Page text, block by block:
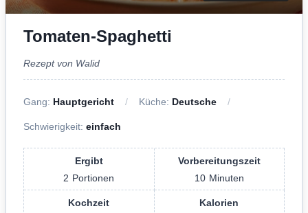
Tomaten-Spaghetti
Rezept von Walid
Gang: Hauptgericht Küche: Deutsche
Schwierigkeit: einfach
Ergibt
2 Portionen
Vorbereitungszeit
10 Minuten
Kochzeit
Kalorien